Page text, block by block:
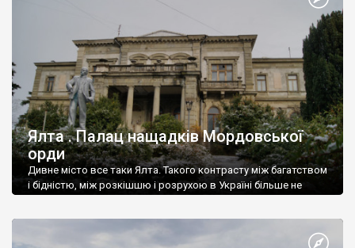
Ялта . Палац нащадків Мордовської
орди
Дивне місто все таки Ялта. Такого контрасту між багатством
і бідністю, між розкішшю і розрухою в Україні більше не